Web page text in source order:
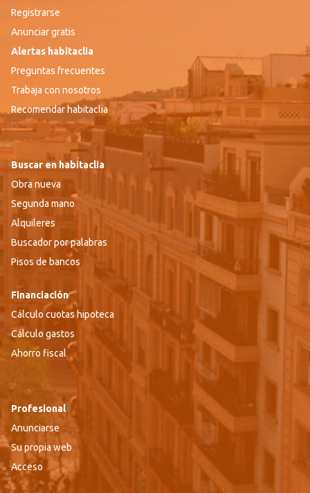
Registrarse
Anunciar gratis
Alertas habitaclia
Preguntas frecuentes
Trabaja con nosotros
Recomendar habitaclia
Buscar en habitaclia
Obra nueva
Segunda mano
Alquileres
Buscador por palabras
Pisos de bancos
Financiación
Cálculo cuotas hipoteca
Cálculo gastos
Ahorro fiscal
Profesional
Anunciarse
Su propia web
Acceso